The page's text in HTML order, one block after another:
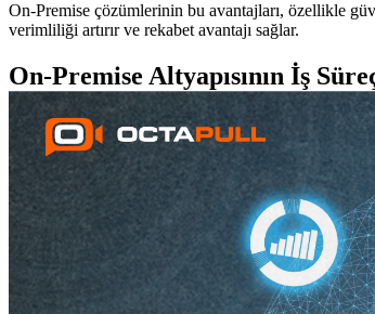
On-Premise çözümlerinin bu avantajları, özellikle
verimliliği artırır ve rekabet avantajı sağlar.
On-Premise Altyapısının İş